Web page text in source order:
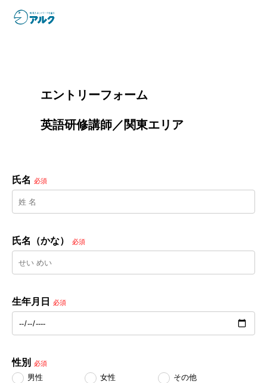
        エントリーフォーム
氏名 必須
氏名（かな） 必須
生年月日 必須
性別 必須
男性 女性 その他